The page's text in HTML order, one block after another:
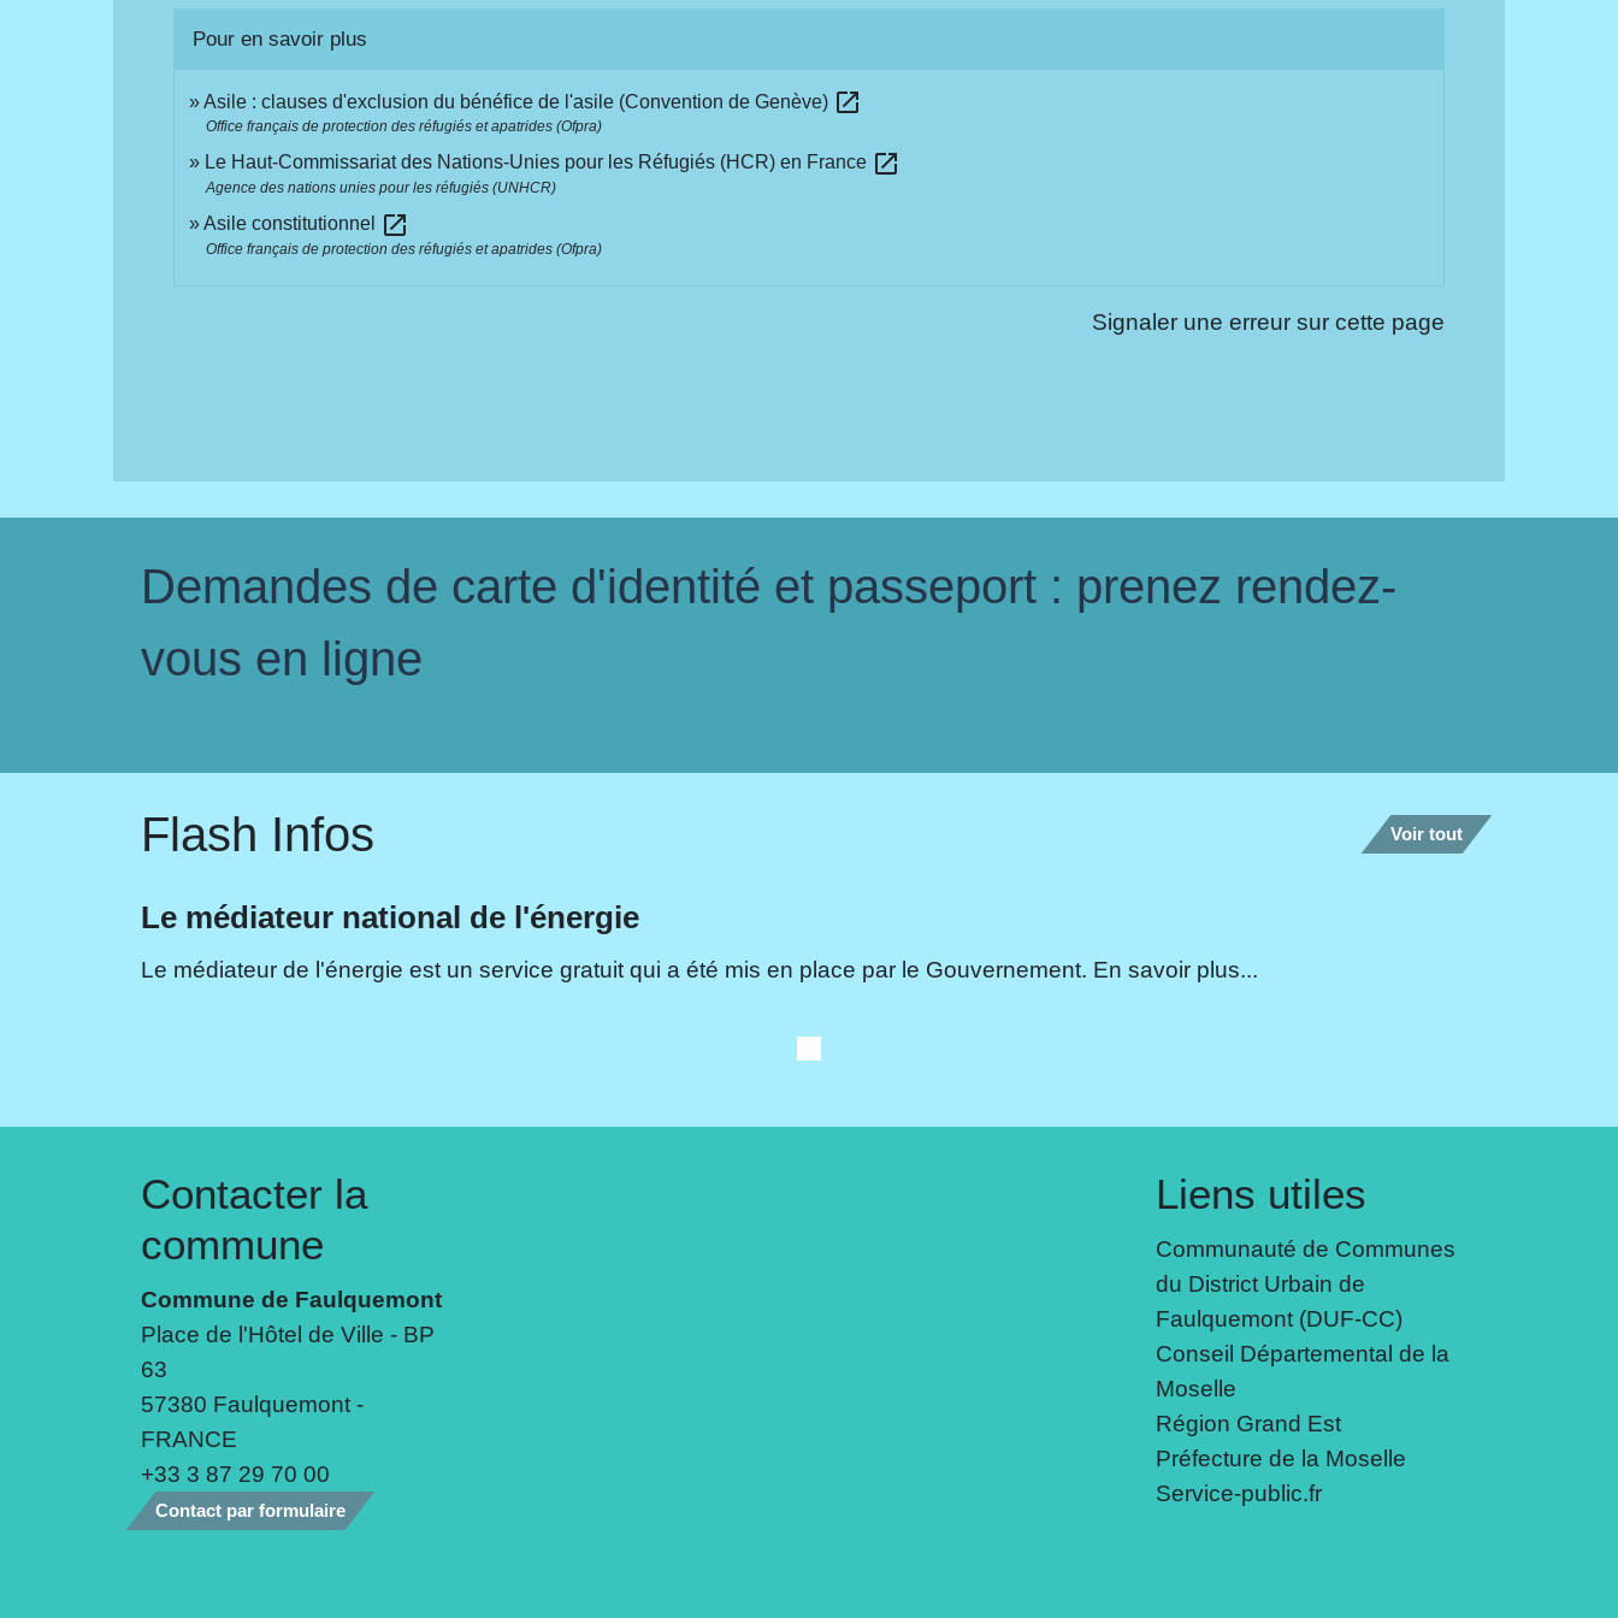
Pour en savoir plus
Asile : clauses d'exclusion du bénéfice de l'asile (Convention de Genève) open_in_new
Office français de protection des réfugiés et apatrides (Ofpra)
Le Haut-Commissariat des Nations-Unies pour les Réfugiés (HCR) en France open_in_new
Agence des nations unies pour les réfugiés (UNHCR)
Asile constitutionnel open_in_new
Office français de protection des réfugiés et apatrides (Ofpra)
Signaler une erreur sur cette page
Demandes de carte d'identité et passeport : prenez rendez-
vous en ligne
Flash Infos Voir tout
Le médiateur national de l'énergie
Le médiateur de l'énergie est un service gratuit qui a été mis en place par le Gouvernement. En savoir plus...
Contacter la
commune
Commune de Faulquemont
Place de l'Hôtel de Ville - BP
63
57380 Faulquemont -
FRANCE
+33 3 87 29 70 00
Contact par formulaire
Liens utiles
Communauté de Communes
du District Urbain de
Faulquemont (DUF-CC)
Conseil Départemental de la
Moselle
Région Grand Est
Préfecture de la Moselle
Service-public.fr